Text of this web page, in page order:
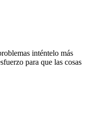
inténtelo más
para que las cosas